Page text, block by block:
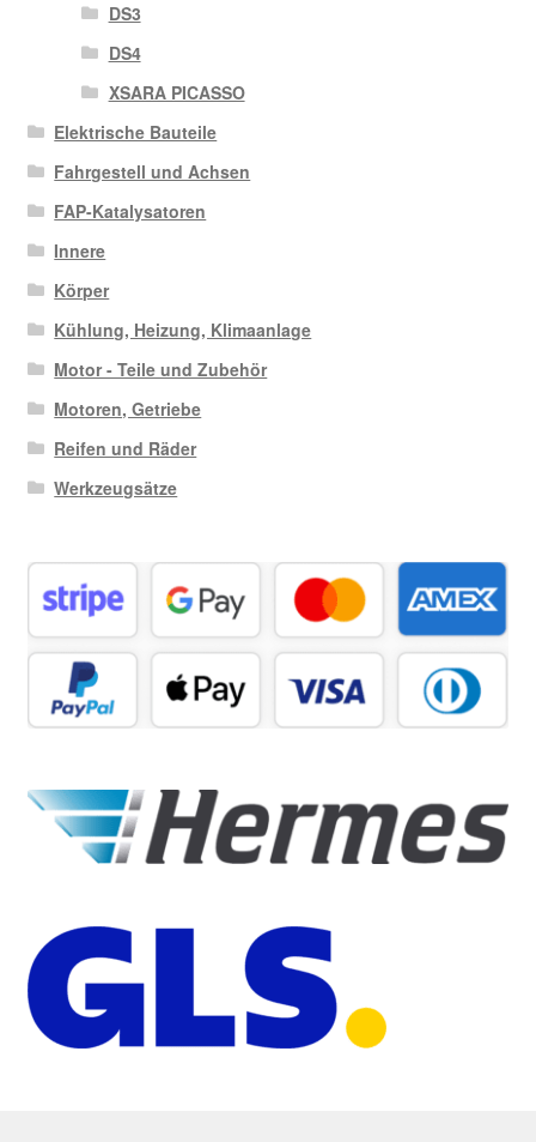
DS3
DS4
XSARA PICASSO
Elektrische Bauteile
Fahrgestell und Achsen
FAP-Katalysatoren
Innere
Körper
Kühlung, Heizung, Klimaanlage
Motor - Teile und Zubehör
Motoren, Getriebe
Reifen und Räder
Werkzeugsätze